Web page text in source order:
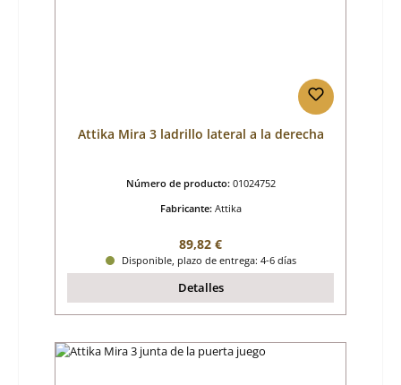
Attika Mira 3 ladrillo lateral a la derecha
Número de producto: 01024752
Fabricante: Attika
Precio normal:
89,82 €
Disponible, plazo de entrega: 4-6 días
Detalles